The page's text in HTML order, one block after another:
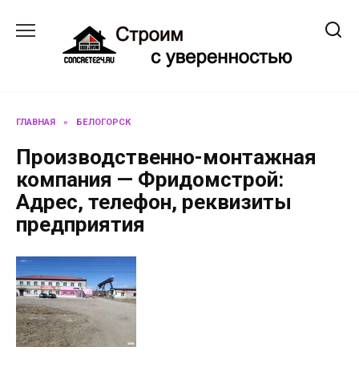
содержанию
ГЛАВНАЯ » БЕЛОГОРСК
Производственно-монтажная
компания — Фридомстрой:
Адрес, телефон, реквизиты
предприятия